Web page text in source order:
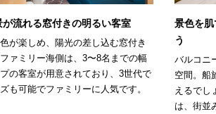
が流れる窓付きの明るい客室
が楽しめ、陽光の差し込む窓付き
ァミリー海側は、3〜8名までの幅
の客室が用意されており、3世代で
も可能でファミリーに人気です。
景色を
う
バルコニ
空間。船
えるでし
は、街並